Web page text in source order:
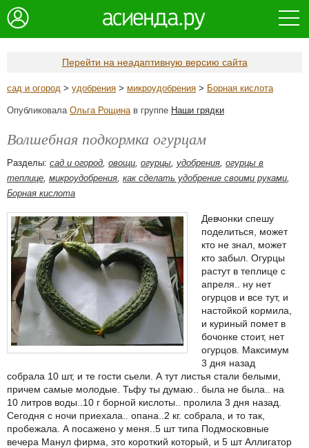
Перейти на неадаптивную версию сайта
сад и огород > удобрения > микроудобрения > Борная кислота
Опубликовала Ольга Рощинав группе Наши грядки
Волшебная подкормка огурцам
Разделы: сад и огород, овощи, огурцы, удобрения, огурцы в
теплице, микроудобрения, как сделать удобрение своими руками,
Борная кислота
Девчонки спешу
поделиться, может
кто не знал, может
кто забыл. Огурцы
растут в теплице с
апреля.. ну нет
огурцов и все тут, и
настойкой кормила,
и куриный помет в
бочонке стоит, нет
огурцов. Максимум
3 дня назад
собрала 10 шт, и те гости сьели. А тут листья стали белыми,
причем самые молодые. Тьфу ты думаю.. была не была.. на
10 литров воды..10 г борной кислоты.. пролила 3 дня назад.
Сегодня с ночи приехала.. опана..2 кг. собрала, и то так,
пробежала. А посажено у меня..5 шт типа Подмосковные
вечера Манул фирма, это короткий который, и 5 шт Аллигатор